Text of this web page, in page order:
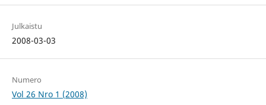
Julkaistu
2008-03-03
Numero
Vol 26 Nro 1 (2008)